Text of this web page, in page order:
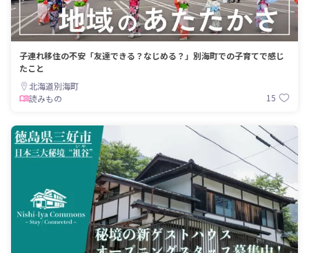
子連れ移住の不安「友達できる？なじめる？」別海町での子育てで感じ
たこと
北海道別海町
読みもの
15